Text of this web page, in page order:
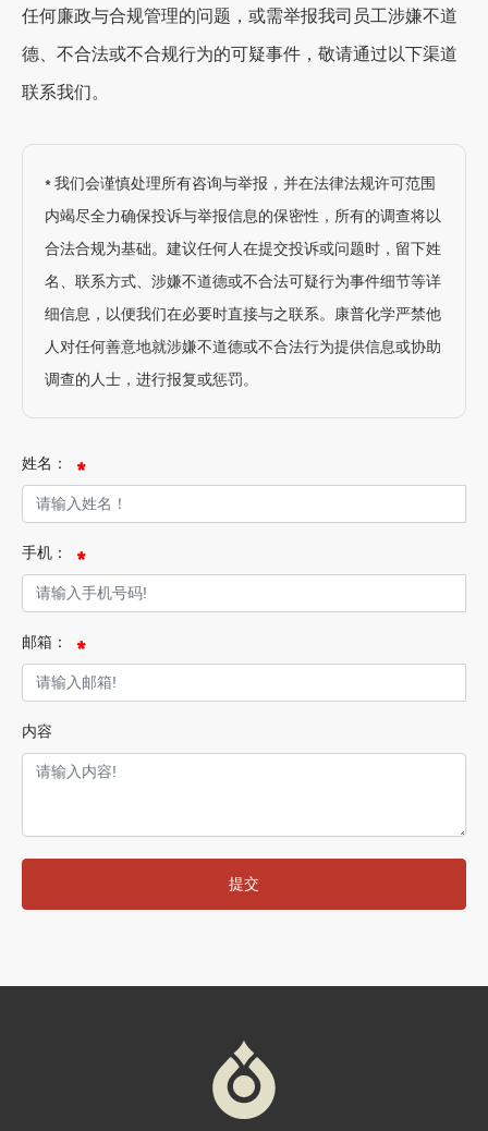
任何廉政与合规管理的问题，或需举报我司员工涉嫌不道
德、不合法或不合规行为的可疑事件，敬请通过以下渠道
联系我们。
* 我们会谨慎处理所有咨询与举报，并在法律法规许可范围
内竭尽全力确保投诉与举报信息的保密性，所有的调查将以
合法合规为基础。建议任何人在提交投诉或问题时，留下姓
名、联系方式、涉嫌不道德或不合法可疑行为事件细节等详
细信息，以便我们在必要时直接与之联系。康普化学严禁他
人对任何善意地就涉嫌不道德或不合法行为提供信息或协助
调查的人士，进行报复或惩罚。
姓名：
手机：
邮箱：
内容
提交